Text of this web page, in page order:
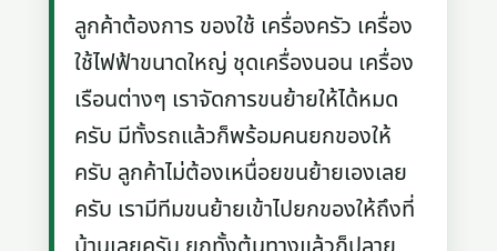
ลูกค้าต้องการ ของใช้ เครื่องครัว เครื่อง
ใช้ไฟฟ้าขนาดใหญ่ ชุดเครื่องนอน เครื่อง
เรือนต่างๆ เราจัดการขนย้ายให้ได้หมด
ครับ มีทั้งรถแล้วก็พร้อมคนยกของให้
ครับ ลูกค้าไม่ต้องเหนื่อยขนย้ายเองเลย
ครับ เรามีทีมขนย้ายเข้าไปยกของให้ถึงที่